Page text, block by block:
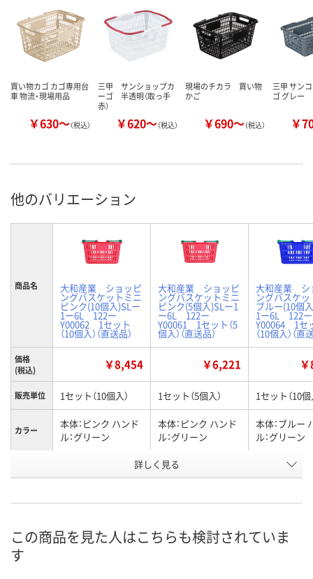
買い物カゴ カゴ専用台
車 物流・現場用品
￥630～（税込）
三甲 サンショップカ
ーゴ 半透明（取っ手
赤）
￥620～（税込）
現場のチカラ 買い物
かご
￥690～（税込）
三甲 サン
ゴ グレー
￥
他のバリエーション
商品名 大和産業 ショッピ
ングバスケットミニ
ピンク(10個入)SLー
1ー6L 122ー
Y00062 1セット
（10個入）（直送品）
大和産業 ショッピ
ングバスケットミニ
ピンク(5個入)SLー1
ー6L 122ー
Y00061 1セット（5
個入）（直送品）
大和産業 シ
ングバスケ
ブルー(10個
1ー6L 122ー
Y00064 1セ
（10個入）（直
価格
(税込)
￥8,454 ￥6,221
販売単位 1セット（10個入） 1セット（5個入） 1セット（10個
カラー
本体：ピンク ハンド
ル：グリーン
本体：ピンク ハンド
ル：グリーン
本体：ブルー
ル：グリーン
X237732 X237735
8月24日（月）まで
詳しく見る
この商品を見た人はこちらも検討されていま
す